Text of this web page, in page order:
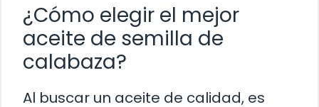
¿Cómo elegir el mejor
aceite de semilla de
calabaza?
Al buscar un aceite de calidad, es